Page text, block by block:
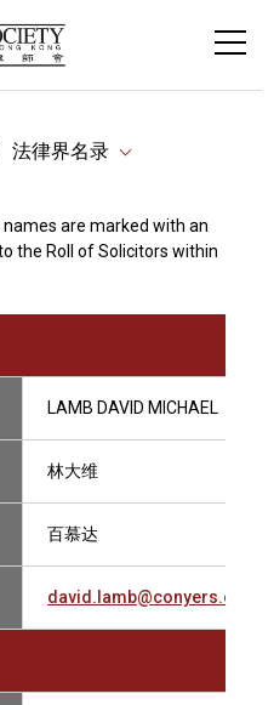
法律界名录
are marked with an
the Roll of Solicitors within
LAMB DAVID MICHAEL
林大维
百慕达
david.lamb@conyers.com